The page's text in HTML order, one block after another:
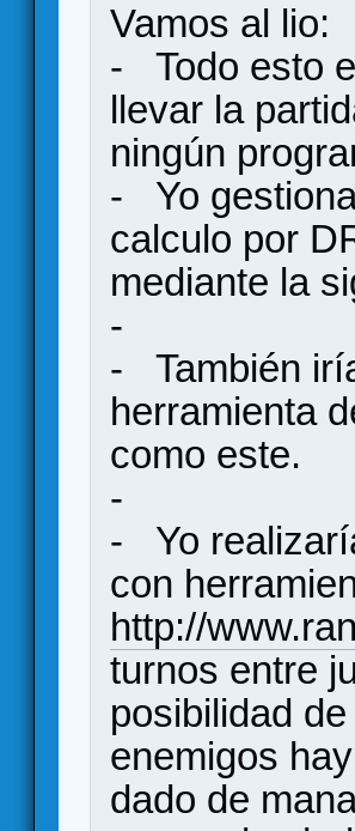
Vamos al lio:
- Todo esto
llevar la
ningún
- Yo
calculo por
mediante la
-
- También
herramienta
como este.
-
- Yo
con
http://
turnos entre
posibilidad
enemigos
dado de